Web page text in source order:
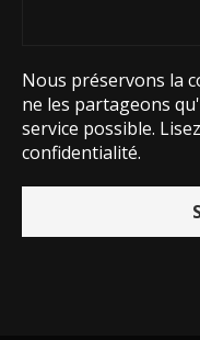
Nous préservons la
ne les partageons
service possible.
confidentialité.